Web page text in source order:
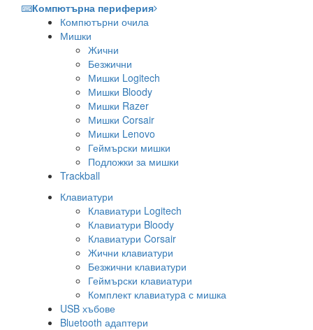
Компютърна периферия
Компютърни очила
Мишки
Жични
Безжични
Мишки Logitech
Мишки Bloody
Мишки Razer
Мишки Corsair
Мишки Lenovo
Геймърски мишки
Подложки за мишки
Trackball
Клавиатури
Клавиатури Logitech
Клавиатури Bloody
Клавиатури Corsair
Жични клавиатури
Безжични клавиатури
Геймърски клавиатури
Комплект клавиатурa с мишка
USB хъбове
Bluetooth адаптери